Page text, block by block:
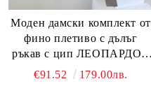
Моден дамски комплект от
фино плетиво с дълъг
ръкав с цип ЛЕОПАРДОВ
ПРИНТ
€91.52 179.00лв.